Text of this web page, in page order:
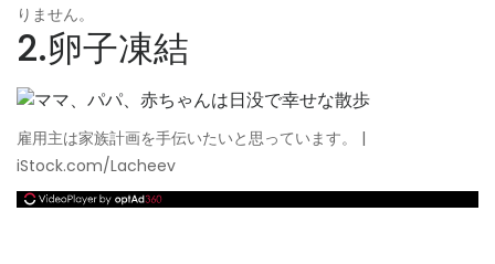
りません。
2.卵子凍結
雇用主は家族計画を手伝いたいと思っています。 |
iStock.com/Lacheev